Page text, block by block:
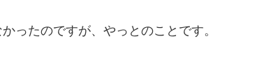
ったのですが、やっとのことです。